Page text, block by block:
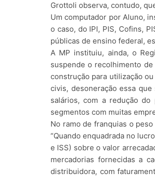
Grottoli observa, contudo,
Um computador por Aluno,
o caso, do IPI, PIS, Cofins,
públicas de ensino federal,
A MP instituiu, ainda, o
suspende o recolhimento
construção para utilização
civis, desoneração essa
salários, com a redução
segmentos com muitas
No ramo de franquias o
“Quando enquadrada no
e ISS) sobre o valor
mercadorias fornecidas a
distribuidora, com